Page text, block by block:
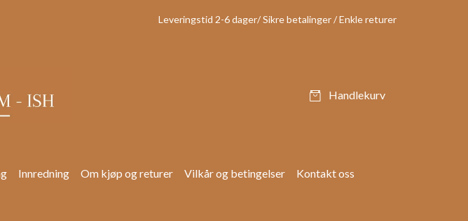
Leveringstid 2-6 dager/ Sikre betalinger / Enkle returer
Handlekurv
Innredning Om kjøp og returer Vilkår og betingelser Kontakt oss